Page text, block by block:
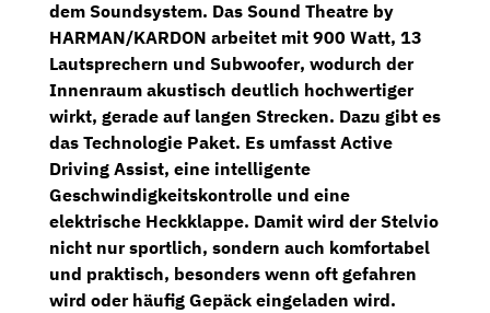
dem Soundsystem. Das Sound Theatre by
HARMAN/KARDON arbeitet mit 900 Watt, 13
Lautsprechern und Subwoofer, wodurch der
Innenraum akustisch deutlich hochwertiger
wirkt, gerade auf langen Strecken. Dazu gibt es
das Technologie Paket. Es umfasst Active
Driving Assist, eine intelligente
Geschwindigkeitskontrolle und eine
elektrische Heckklappe. Damit wird der Stelvio
nicht nur sportlich, sondern auch komfortabel
und praktisch, besonders wenn oft gefahren
wird oder häufig Gepäck eingeladen wird.